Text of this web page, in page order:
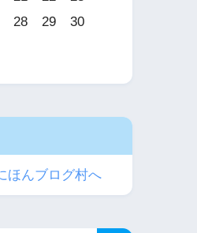
28 29
30